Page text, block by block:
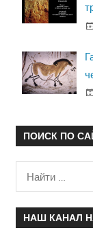
ПОИСК ПО
НАШ КАНАЛ